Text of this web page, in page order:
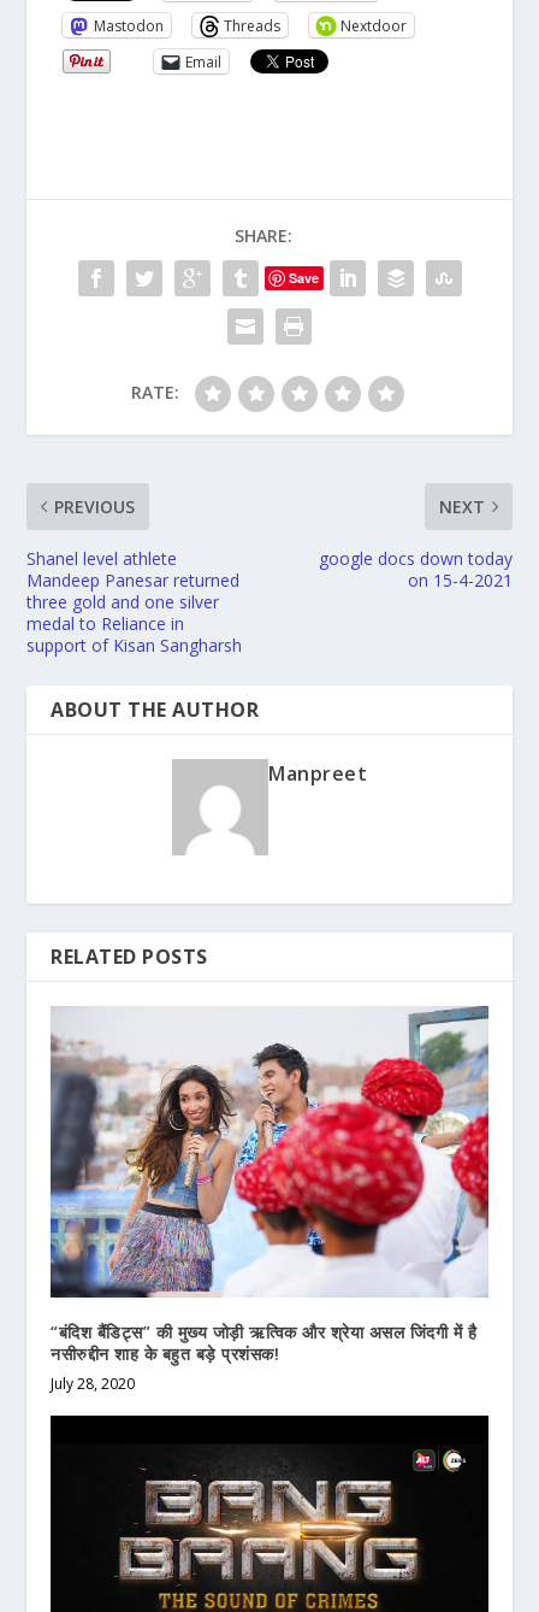
Mastodon Threads
Nextdoor
Email
SHARE:
Save
RATE:
PREVIOUS
Shanel level athlete
Mandeep Panesar returned
three gold and one silver
medal to Reliance in
support of Kisan Sangharsh
NEXT
google docs down today
on 15-4-2021
ABOUT THE AUTHOR
Manpreet
RELATED POSTS
“बंदिश बैंडिट्स” की मुख्य जोड़ी ऋत्विक और श्रेया असल जिंदगी में है
नसीरुद्दीन शाह के बहुत बड़े प्रशंसक!
July 28, 2020